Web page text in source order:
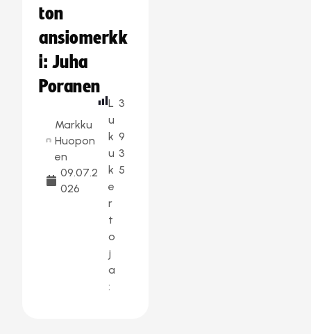
ton
ansiomerkk
i: Juha
Poranen
Markku
Huopon
en
09.07.2
026
L
u
k
u
k
e
r
t
o
j
a
:
3
9
3
5